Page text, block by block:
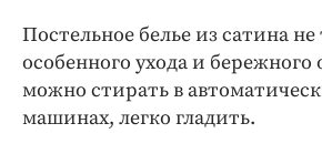
Постельное белье из сатина не
особенного ухода и
можно стирать в
машинах, легко гладить.